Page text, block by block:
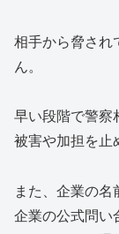
相手から脅され
ん。
早い段階で警察
被害や加担を止
また、企業の
企業の公式問い